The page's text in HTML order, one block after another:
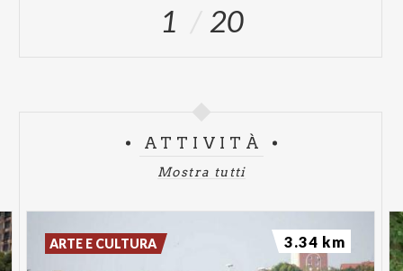
1 20
ATTIVITÀ
Mostra tutti
ARTE E CULTURA 3.34 km